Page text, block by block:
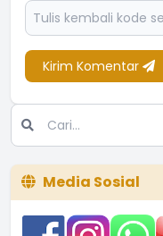
Kirim Komentar
Media Sosial